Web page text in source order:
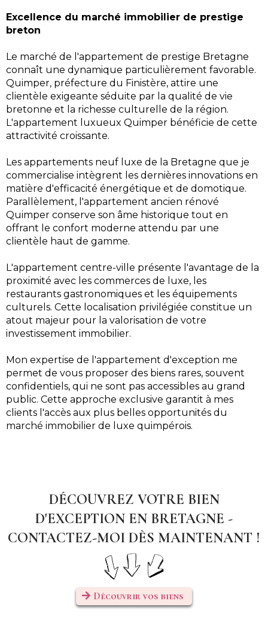
Excellence du marché immobilier de prestige
breton
Le marché de l'appartement de prestige Bretagne
connaît une dynamique particulièrement favorable.
Quimper, préfecture du Finistère, attire une
clientèle exigeante séduite par la qualité de vie
bretonne et la richesse culturelle de la région.
L'appartement luxueux Quimper bénéficie de cette
attractivité croissante.
Les appartements neuf luxe de la Bretagne que je
commercialise intègrent les dernières innovations en
matière d'efficacité énergétique et de domotique.
Parallèlement, l'appartement ancien rénové
Quimper conserve son âme historique tout en
offrant le confort moderne attendu par une
clientèle haut de gamme.
L'appartement centre-ville présente l'avantage de la
proximité avec les commerces de luxe, les
restaurants gastronomiques et les équipements
culturels. Cette localisation privilégiée constitue un
atout majeur pour la valorisation de votre
investissement immobilier.
Mon expertise de l'appartement d'exception me
permet de vous proposer des biens rares, souvent
confidentiels, qui ne sont pas accessibles au grand
public. Cette approche exclusive garantit à mes
clients l'accès aux plus belles opportunités du
marché immobilier de luxe quimpérois.
DÉCOUVREZ VOTRE BIEN
D'EXCEPTION EN BRETAGNE -
CONTACTEZ-MOI DÈS MAINTENANT !
Découvrir vos biens